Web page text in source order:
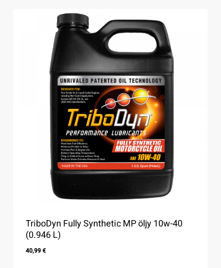
TriboDyn Fully Synthetic MP öljy 10w-40
(0.946 L)
40,99€